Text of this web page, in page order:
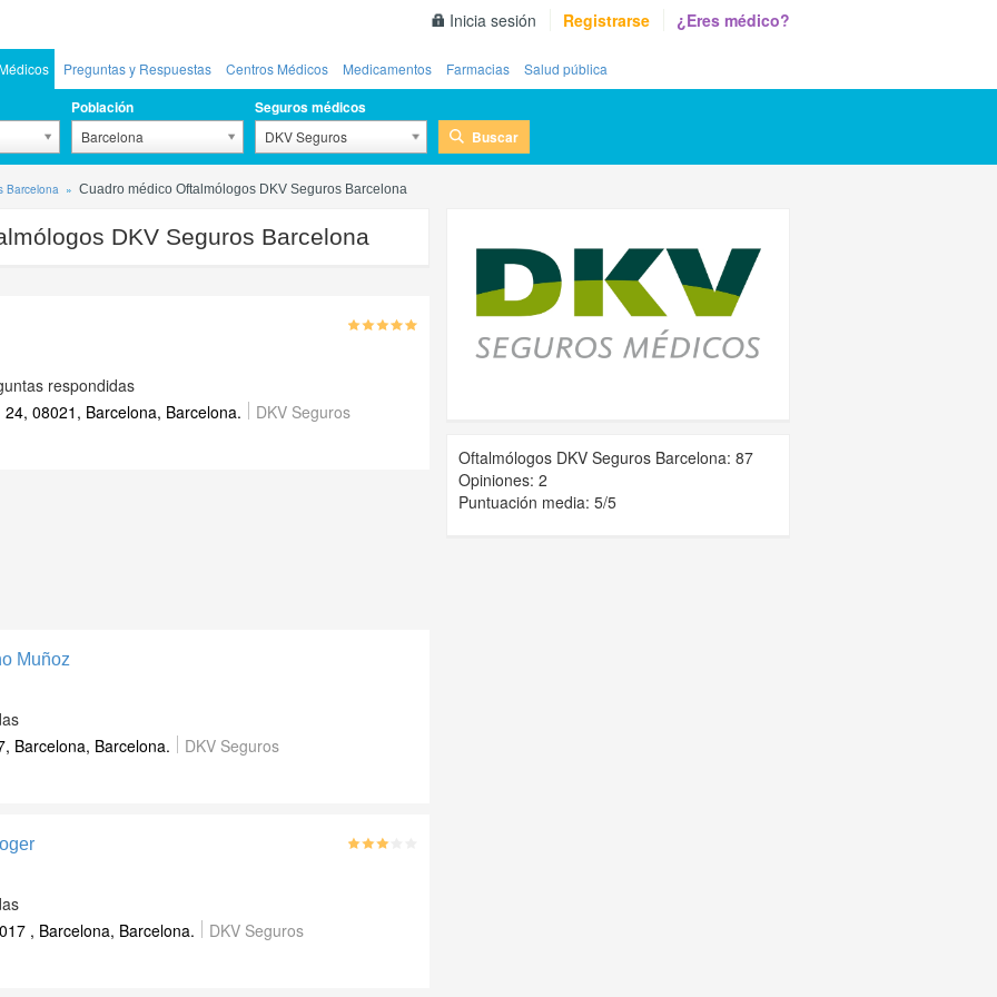
Inicia sesión Registrarse ¿Eres médico?
Preguntas y Respuestas Centros Médicos Medicamentos Farmacias Salud pública
Población
Barcelona
Seguros médicos
DKV Seguros Buscar
Barcelona Cuadro médico Oftalmólogos DKV Seguros Barcelona
DKV Seguros Barcelona
respondidas
08021, Barcelona, Barcelona.
DKV Seguros
Muñoz
Barcelona, Barcelona.
DKV Seguros
, Barcelona, Barcelona.
DKV Seguros
Oftalmólogos DKV Seguros Barcelona: 87
Opiniones: 2
Puntuación media: 5/5